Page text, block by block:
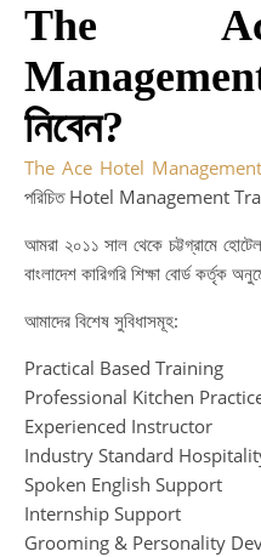
The
নিবেন?
The Ace Hotel
পরিচিত Hotel Management
আমরা ২০১১ সাল থেকে চট্টগ্রামে
বাংলাদেশ কারিগরি শিক্ষা বোর্ড কর্তৃক
আমাদের বিশেষ সুবিধাসমূহ:
Practical Based Training
Professional Kitchen
Experienced Instructor
Industry Standard
Spoken English Support
Internship Support
Grooming & Personality